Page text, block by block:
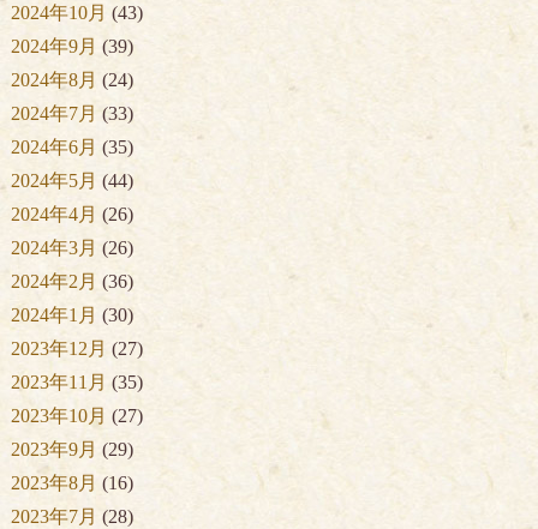
2024年10月 (43)
2024年9月 (39)
2024年8月 (24)
2024年7月 (33)
2024年6月 (35)
2024年5月 (44)
2024年4月 (26)
2024年3月 (26)
2024年2月 (36)
2024年1月 (30)
2023年12月 (27)
2023年11月 (35)
2023年10月 (27)
2023年9月 (29)
2023年8月 (16)
2023年7月 (28)